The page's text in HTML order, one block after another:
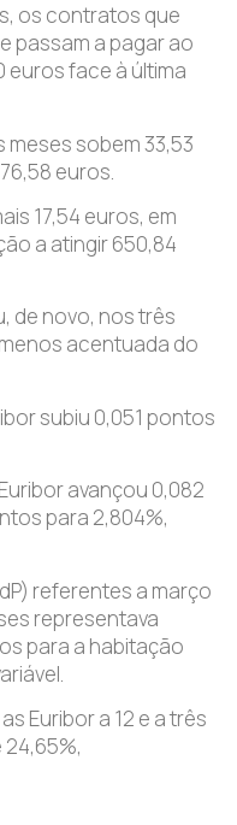
os contratos que
passam a pagar ao
euros face à última
sobem 33,53
euros.
17,54 euros, em
a atingir 650,84
de novo, nos três
acentuada do
subiu 0,051 pontos
avançou 0,082
para 2,804%,
referentes a março
representava
para a habitação
Euribor a 12 e a três